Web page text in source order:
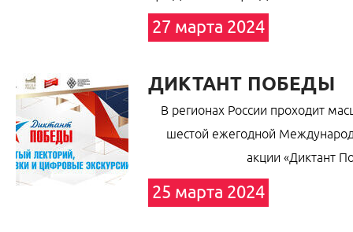
27 марта 2024
ДИКТАНТ ПОБЕДЫ
В регионах России проходит
шестой ежегодной
акции «Диктант
25 марта 2024